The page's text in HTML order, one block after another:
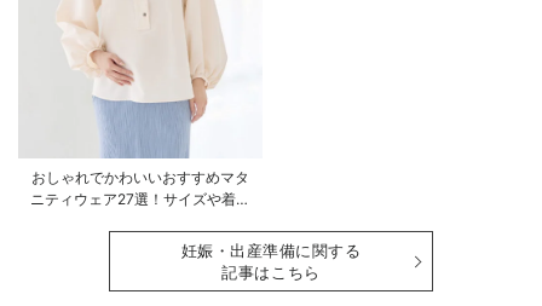
おしゃれでかわいいおすすめマタ
ニティウェア27選！サイズや着る
妊娠・出産準備に関する
記事はこちら